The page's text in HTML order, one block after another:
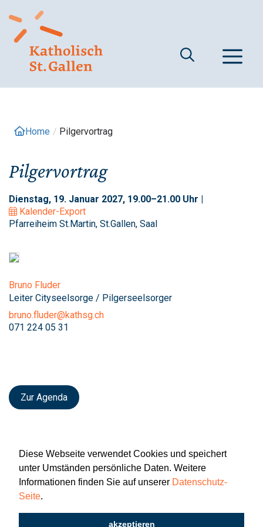
Diese Webseite verwendet Cookies und speichert
unter Umständen persönliche Daten. Weitere
Informationen finden Sie auf unserer Datenschutz-
Seite.
akzeptieren
zum
Inhalt
Home / Pilgervortrag
Pilgervortrag
Dienstag, 19. Januar 2027, 19.00–21.00 Uhr |
Kalender-Export
Pfarreiheim St.Martin, St.Gallen, Saal
Bruno Fluder
Leiter Cityseelsorge / Pilgerseelsorger
bruno.fluder@kathsg.ch
071 224 05 31
Zur Agenda
Newsletter Impressum Datenschutz